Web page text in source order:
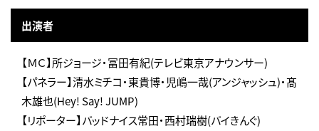
出演者
【ＭＣ】所ジョージ・冨田有紀(テレビ東京アナウンサー)
【パネラー】清水ミチコ・東貴博・児嶋一哉(アンジャッシュ)・髙
木雄也(Hey! Say! JUMP)
【リポーター】バッドナイス常田・西村瑞樹(バイきんぐ)